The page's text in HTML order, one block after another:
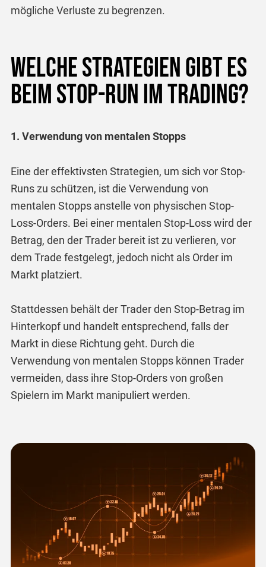
mögliche Verluste zu begrenzen.
Welche Strategien gibt es
beim Stop-Run im Trading?
1. Verwendung von mentalen Stopps
Eine der effektivsten Strategien, um sich vor Stop-
Runs zu schützen, ist die Verwendung von
mentalen Stopps anstelle von physischen Stop-
Loss-Orders. Bei einer mentalen Stop-Loss wird der
Betrag, den der Trader bereit ist zu verlieren, vor
dem Trade festgelegt, jedoch nicht als Order im
Markt platziert.
Stattdessen behält der Trader den Stop-Betrag im
Hinterkopf und handelt entsprechend, falls der
Markt in diese Richtung geht. Durch die
Verwendung von mentalen Stopps können Trader
vermeiden, dass ihre Stop-Orders von großen
Spielern im Markt manipuliert werden.